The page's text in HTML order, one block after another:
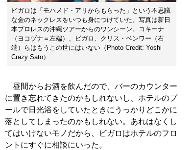
ビガロは「モハメド・アリからもらった」という不思議
な金のネックレスをいつも身につけていた。写真は新日
本プロレスの沖縄ツアーからのワンシーン。コキーナ
（ヨコヅナ＝左端）、ビガロ、クリス・ベンワー（右
端）らはもうこの世にはいない（Photo Credit: Yoshi
Crazy Sato）
昼間からお酒を飲んだので、バーのカウンター
に置き忘れてきたのかもしれないし、ホテルのプ
ールで日光浴をしていたときにうっかりどこかに
落としてしまったのかもしれない。あれはなくし
てはいけないモノだから、ビガロはホテルのフロ
ントにすぐに相談にいった。